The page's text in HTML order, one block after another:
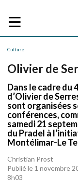
Culture
Olivier de
Dans le cadre du
d’Olivier de
sont organisées
conférences,
samedi 21
du Pradel à
Montélimar-Le
Christian Prost
Publié le 1 novembre
8h03